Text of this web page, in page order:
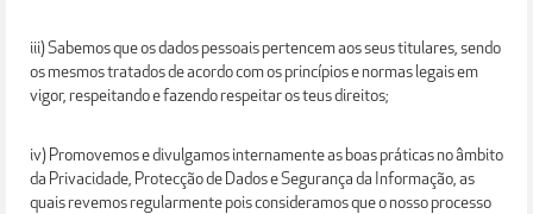
iii) Sabemos que os dados pessoais pertencem aos seus titulares, sendo
os mesmos tratados de acordo com os princípios e normas legais em
vigor, respeitando e fazendo respeitar os teus direitos;
iv) Promovemos e divulgamos internamente as boas práticas no âmbito
da Privacidade, Protecção de Dados e Segurança da Informação, as
quais revemos regularmente pois consideramos que o nosso processo